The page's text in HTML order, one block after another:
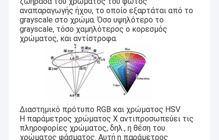
8MP ενότητα καμερών
13MP ενότητα καμερών
Οθόνη Μονούλης Καμερας
Ενότητα καμερών σμέουρων pi
αναπαραγωγής ήχου, το οποίο εξαρτάται από το
grayscale στο χρώμα. Όσο υψηλότερο το
grayscale, τόσο χαμηλότερος ο κορεσμός
χρώματος, και αντίστροφα.
Διαστημικό πρότυπο RGB και χρώματος HSV
Η παράμετρος χρώματος Χ αντιπροσωπεύει τις
πληροφορίες χρώματος, δηλ., η θέση του
χρώματος φάσματος. Αυτή η παράμετρος